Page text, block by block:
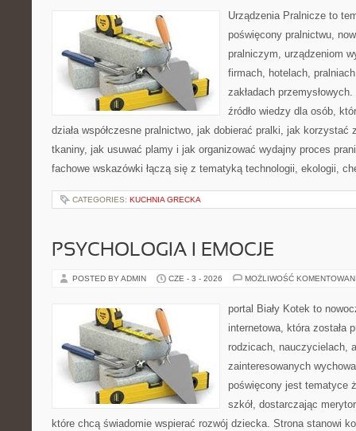
Urządzenia Pralnicze to
poświęcony pralnictwu,
pralniczym, urządzeniom
firmach, hotelach,
zakładach
źródło wiedzy dla osób,
działa współczesne pralnictwo, jak dobierać pralki, jak korzystać
tkaniny, jak usuwać plamy i jak organizować wydajny proces
fachowe wskazówki łączą się z tematyką technologii, ekologii,
CATEGORIES: KUCHNIA GRECKA
PSYCHOLOGIA I EMOCJE
POSTED BY ADMIN CZE - 3 - 2026 MOŻLIWOŚĆ
portal Biały Kotek to
internetowa, która została
rodzicach, nauczycielach,
zainteresowanych
poświęcony jest tematyce
szkół, dostarczając
które chcą świadomie wspierać rozwój dziecka. Strona stanowi